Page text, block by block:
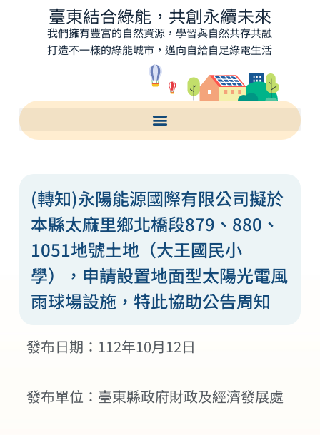
臺東結合綠能，共創永續未來
我們擁有豐富的自然資源，學習與自然共存共融
打造不一樣的綠能城市，邁向自給自足綠電生活
(轉知)永陽能源國際有限公司擬於
本縣太麻里鄉北橋段879、880、
1051地號土地（大王國民小
學），申請設置地面型太陽光電風
雨球場設施，特此協助公告周知
發布日期：112年10月12日
發布單位：臺東縣政府財政及經濟發展處